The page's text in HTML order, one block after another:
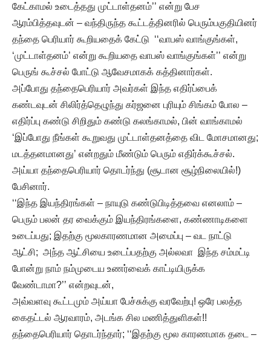
கேட்காமல் உடைத்தது முட்டாள்தனம்’’ என்று பேச
ஆரம்பித்தவுடன் – வந்திருந்த கூட்டத்தினரில் பெரும்பகுதியினர்
தந்தை பெரியார் கூறியதைக் கேட்டு ‘‘வாபஸ் வாங்குங்கள்,
‘முட்டாள்தனம்’ என்று கூறியதை வாபஸ் வாங்குங்கள்’’ என்று
பெருங் கூச்சல் போட்டு ஆவேசமாகக் கத்தினார்கள்.
அப்போது தந்தைபெரியார் அவர்கள் இந்த எதிர்ப்பைக்
கண்டவுடன் சிலிர்த்தெழுந்து கர்ஜனை புரியும் சிங்கம் போல –
எதிர்ப்பு கண்டு சிறிதும் கண்டு கலங்காமல், பின் வாங்காமல்
‘இப்போது நீங்கள் கூறுவது முட்டாள்தனத்தை விட மோசமானது;
மடத்தனமானது’ என்றதும் மீண்டும் பெரும் எதிர்க்கூச்சல்.
அய்யா தந்தைபெரியார் தொடர்ந்து (சூடான சூழ்நிலையில்!)
பேசினார்.
‘‘இந்த இயந்திரங்கள் – நாயுடு கண்டுபிடித்தவை எனலாம் –
பெரும் பலன் தர வைக்கும் இயந்திரங்களை, கண்ணாடிகளை
உடைப்பது; இதற்கு மூலகாரணமான அமைப்பு – வட நாட்டு
ஆட்சி; அந்த ஆட்சியை உடைப்பதற்கு அல்லவா இந்த சம்மட்டி
போன்று நாம் நம்முடைய உணர்வைக் காட்டியிருக்க
வேண்டாமா?’’ என்றவுடன்,
அவ்வளவு கூட்டமும் அய்யா பேச்சுக்கு வரவேற்பு! ஒரே பலத்த
கைதட்டல் ஆரவாரம், அடங்க சில மணித்துளிகள்!!
தந்தைபெரியார் தொடர்ந்தார்; ‘‘இதற்கு மூல காரணமாக தடை –